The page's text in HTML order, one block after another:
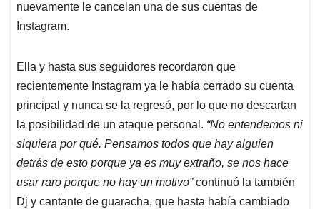
nuevamente le cancelan una de sus cuentas de
Instagram.
Ella y hasta sus seguidores recordaron que
recientemente Instagram ya le había cerrado su cuenta
principal y nunca se la regresó, por lo que no descartan
la posibilidad de un ataque personal. “No entendemos ni
siquiera por qué. Pensamos todos que hay alguien
detrás de esto porque ya es muy extraño, se nos hace
usar raro porque no hay un motivo”continuó la también
Dj y cantante de guaracha, que hasta había cambiado